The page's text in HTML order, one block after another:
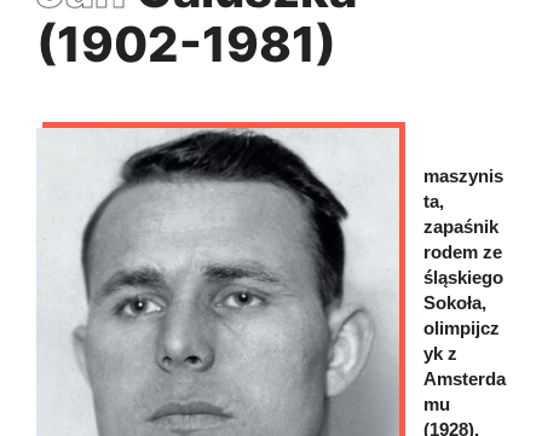
(1902-1981)
maszynis
ta,
zapaśnik
rodem ze
śląskiego
Sokoła,
olimpijcz
yk z
Amsterda
mu
(1928).